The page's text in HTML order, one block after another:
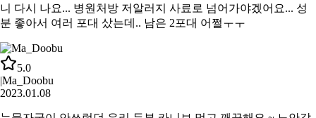
니 다시 나요... 병원처방 저알러지 사료로 넘어가야겠어요... 성
분 좋아서 여러 포대 샀는데.. 남은 2포대 어쩔ㅜㅜ
5.0
|Ma_Doobu
2023.01.08